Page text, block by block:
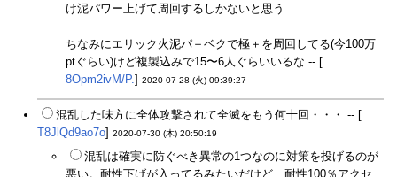
け泥パワー上げて周回するしかないと思う
ちなみにエリック火泥パ＋ベクで極＋を周回してる(今100万
ptぐらい)けど複製込みで15〜6人ぐらいいるな -- [
8Opm2ivM/P.] 2020-07-28 (火) 09:39:27
混乱した味方に全体攻撃されて全滅をもう何十回・・・ -- [
T8JlQd9ao7o] 2020-07-30 (木) 20:50:19
混乱は確実に防ぐべき異常の1つなのに対策を投げるのが
悪い。耐性下げが入ってるみたいだけど、耐性100％アクセ